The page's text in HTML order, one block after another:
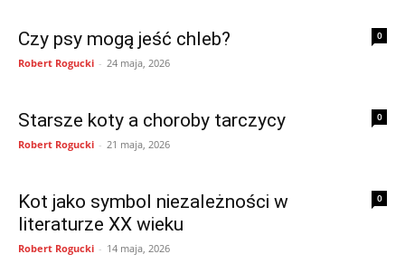
0
Czy psy mogą jeść chleb?
Robert Rogucki - 24 maja, 2026
0
Starsze koty a choroby tarczycy
Robert Rogucki - 21 maja, 2026
0
Kot jako symbol niezależności w
literaturze XX wieku
Robert Rogucki - 14 maja, 2026